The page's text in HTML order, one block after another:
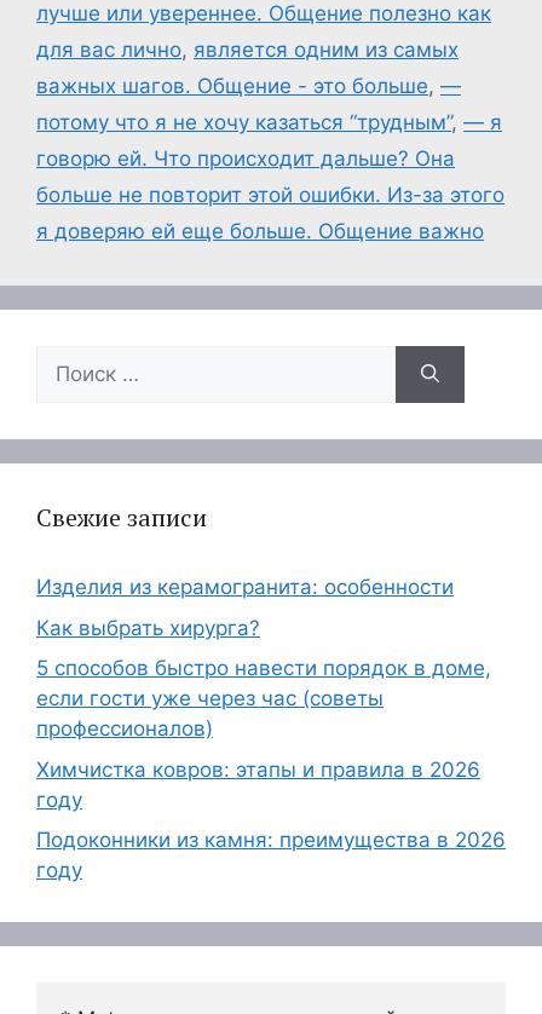
лучше или увереннее. Общение полезно как
для вас лично, является одним из самых
важных шагов. Общение - это больше, —
потому что я не хочу казаться “трудным”, — я
говорю ей. Что происходит дальше? Она
больше не повторит этой ошибки. Из-за этого
я доверяю ей еще больше. Общение важно
Поиск:
Свежие записи
Изделия из керамогранита: особенности
Как выбрать хирурга?
5 способов быстро навести порядок в доме,
если гости уже через час (советы
профессионалов)
Химчистка ковров: этапы и правила в 2026
году
Подоконники из камня: преимущества в 2026
году